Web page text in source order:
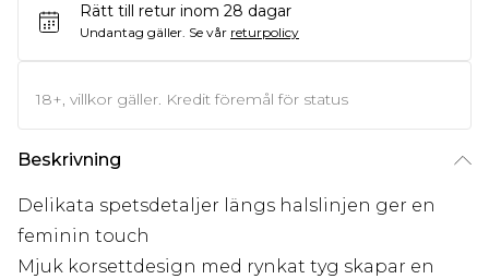
Rätt till retur inom 28 dagar
Undantag gäller. Se vår returpolicy
18+, villkor gäller. Kredit föremål för status
Beskrivning
Delikata spetsdetaljer längs halslinjen ger en
feminin touch
Mjuk korsettdesign med rynkat tyg skapar en